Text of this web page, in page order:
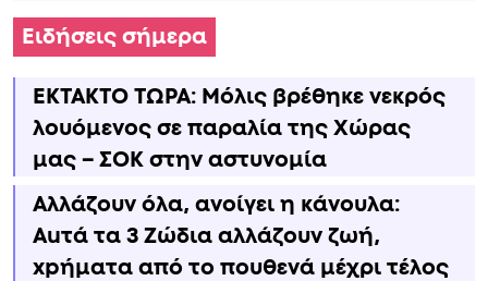
Ειδήσεις σήμερα
ΕΚΤΑΚΤΟ ΤΩΡΑ: Μόλις βρέθηκε νεκρός
λουόμενος σε παραλία της Χώρας
μας – ΣΟΚ στην αστυνομία
Αλλάζουν όλα, ανοίγει η κάνουλα:
Αuτά τα 3 Zώδια αλλάζουν ζωή,
xpήματα από το πουθενά μέχρι τέλος